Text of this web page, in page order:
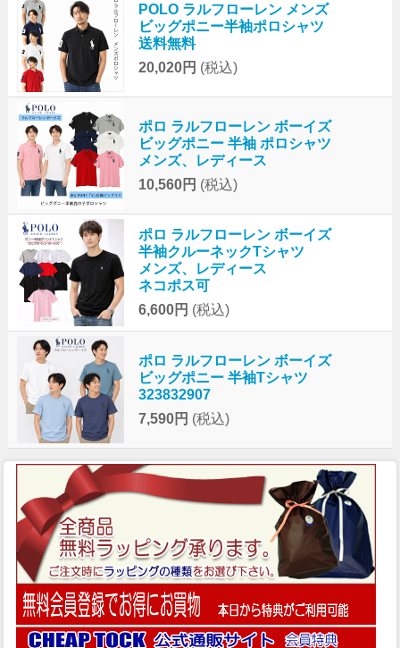
POLO ラルフローレン メンズ
ビッグポニー半袖ポロシャツ
送料無料
20,020円 (税込)
ポロ ラルフローレン ボーイズ
ビッグポニー 半袖 ポロシャツ
メンズ、レディース
10,560円 (税込)
ポロ ラルフローレン ボーイズ
半袖クルーネックTシャツ
メンズ、レディース
ネコポス可
6,600円 (税込)
ポロ ラルフローレン ボーイズ
ビッグポニー 半袖Tシャツ
323832907
7,590円 (税込)